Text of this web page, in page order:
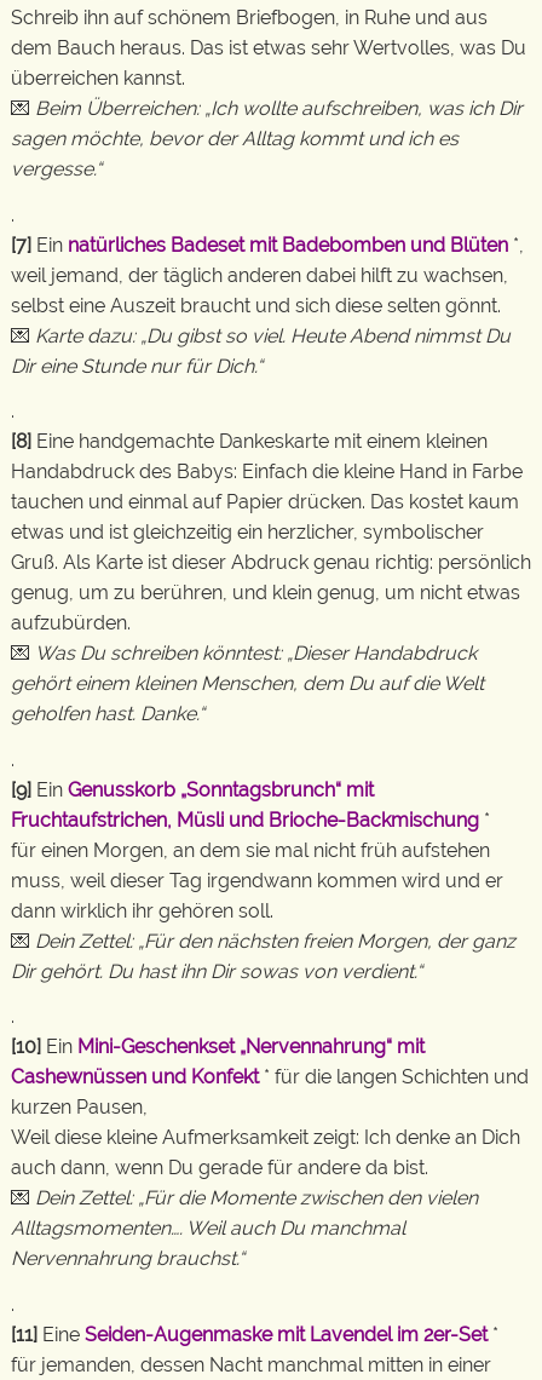
Schreib ihn auf schönem Briefbogen, in Ruhe und aus
dem Bauch heraus. Das ist etwas sehr Wertvolles, was Du
überreichen kannst.
💌 Beim Überreichen: „Ich wollte aufschreiben, was ich Dir
sagen möchte, bevor der Alltag kommt und ich es
vergesse.“
.
[7] Ein natürliches Badeset mit Badebomben und Blüten *,
weil jemand, der täglich anderen dabei hilft zu wachsen,
selbst eine Auszeit braucht und sich diese selten gönnt.
💌 Karte dazu: „Du gibst so viel. Heute Abend nimmst Du
Dir eine Stunde nur für Dich.“
.
[8] Eine handgemachte Dankeskarte mit einem kleinen
Handabdruck des Babys: Einfach die kleine Hand in Farbe
tauchen und einmal auf Papier drücken. Das kostet kaum
etwas und ist gleichzeitig ein herzlicher, symbolischer
Gruß. Als Karte ist dieser Abdruck genau richtig: persönlich
genug, um zu berühren, und klein genug, um nicht etwas
aufzubürden.
💌 Was Du schreiben könntest: „Dieser Handabdruck
gehört einem kleinen Menschen, dem Du auf die Welt
geholfen hast. Danke.“
.
[9] Ein Genusskorb „Sonntagsbrunch“ mit
Fruchtaufstrichen, Müsli und Brioche-Backmischung *
für einen Morgen, an dem sie mal nicht früh aufstehen
muss, weil dieser Tag irgendwann kommen wird und er
dann wirklich ihr gehören soll.
💌 Dein Zettel: „Für den nächsten freien Morgen, der ganz
Dir gehört. Du hast ihn Dir sowas von verdient.“
.
[10] Ein Mini-Geschenkset „Nervennahrung“ mit
Cashewnüssen und Konfekt* für die langen Schichten und
kurzen Pausen,
Weil diese kleine Aufmerksamkeit zeigt: Ich denke an Dich
auch dann, wenn Du gerade für andere da bist.
💌 Dein Zettel: „Für die Momente zwischen den vielen
Alltagsmomenten…. Weil auch Du manchmal
Nervennahrung brauchst.“
.
[11] Eine Seiden-Augenmaske mit Lavendel im 2er-Set*
für jemanden, dessen Nacht manchmal mitten in einer